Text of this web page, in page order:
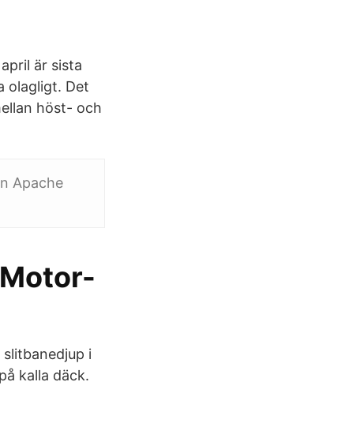
är sista
olagligt. Det
höst- och
Apache
i
kalla däck.